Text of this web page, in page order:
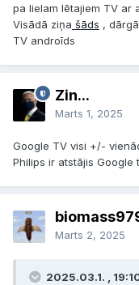
pa lielam lētajiem TV ar
Visādā ziņa šāds ,
TV androīds
Zin...
Marts 1, 2025
Google TV visi +/-
Philips ir atstājis Google
Marts 2, 2025
2025.03.1. ,